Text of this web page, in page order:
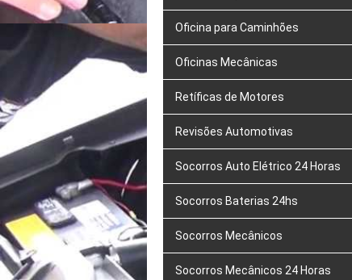
Oficina para Caminhões
Oficinas Mecânicas
Retíficas de Motores
Revisões Automotivas
Socorros Auto Elétrico 24 Horas
Socorros Baterias 24hs
Socorros Mecânicos
Socorros Mecânicos 24 Horas